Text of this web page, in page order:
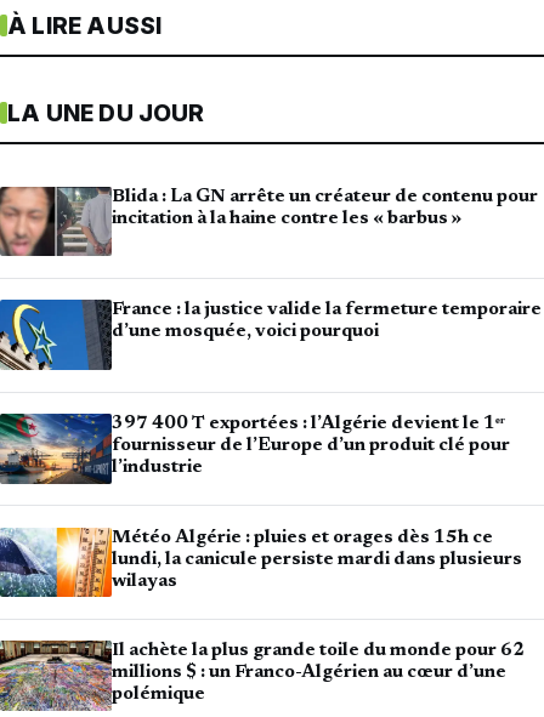
À LIRE AUSSI
LA UNE DU JOUR
Blida : La GN arrête un créateur de contenu pour
incitation à la haine contre les « barbus »
France : la justice valide la fermeture temporaire
d’une mosquée, voici pourquoi
397 400 T exportées : l’Algérie devient le 1ᵉʳ
fournisseur de l’Europe d’un produit clé pour
l’industrie
Météo Algérie : pluies et orages dès 15h ce
lundi, la canicule persiste mardi dans plusieurs
wilayas
Il achète la plus grande toile du monde pour 62
millions $ : un Franco-Algérien au cœur d’une
polémique